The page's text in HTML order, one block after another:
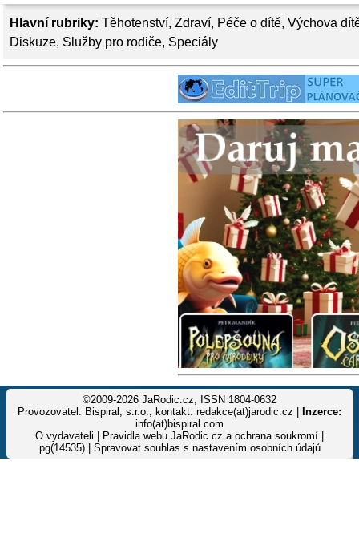
Hlavní rubriky: Těhotenství, Zdraví, Péče o dítě, Výchova
Diskuze, Služby pro rodiče, Speciály
©2009-2026 JaRodic.cz, ISSN 1804-0632
Provozovatel: Bispiral, s.r.o., kontakt: redakce(at)jarodic.cz |
Inzerce:
info(at)bispiral.com
O vydavateli
Pravidla webu JaRodic.cz a ochrana soukromí
pg(14535) | Spravovat souhlas s nastavením osobních údajů